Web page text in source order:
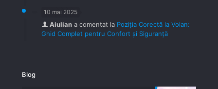
10 mai 2025
Aiulian a comentat la Poziția Corectă la Volan:
Ghid Complet pentru Confort și Siguranță
Blog